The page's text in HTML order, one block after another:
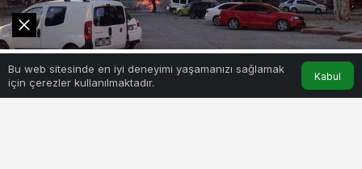
Bu web sitesinde en iyi deneyimi yaşamanızı sağlamak
için çerezler kullanılmaktadır.
Kabul
Akış Hesabım
0